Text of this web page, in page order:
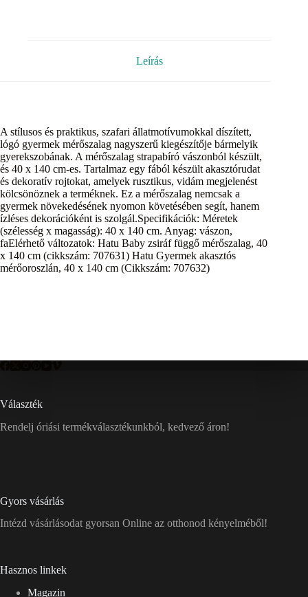
Leírás
A stílusos és praktikus, szafari állatmotívumokkal díszített,
lógó gyermek mérőszalag nagyszerű kiegészítője bármelyik
gyerekszobának. A mérőszalag strapabíró vászonból készült,
és 40 x 140 cm-es. Tartalmaz egy fából készült akasztórudat
és dekoratív rojtokat, amelyek rusztikus, vidám megjelenést
kölcsönöznek a terméknek. Ez a mérőszalag nemcsak a
gyermek növekedésének nyomon követésében segít, hanem
ízléses dekorációként is szolgál.Specifikációk: Méretek
(szélesség x magasság): 40 x 140 cm. Anyag: vászon,
faElérhető változatok: Hatu Baby zsiráf függő mérőszalag, 40
x 140 cm (cikkszám: 707631) Hatu Gyermek akasztós
mérőoroszlán, 40 x 140 cm (Cikkszám: 707632)
Választék
Rendelj óriási termékválasztékunkból, kedvező áron!
Gyors vásárlás
Intézd vásárlásodat gyorsan Online az otthonod kényelméből!
Hasznos linkek
Magazin